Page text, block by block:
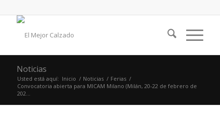
Noticias
Usted está aquí: Inicio / Noticias / Ferias /
Convocatoria abierta para MICAM Milano (Milán, 20-22 de febrero de
202...